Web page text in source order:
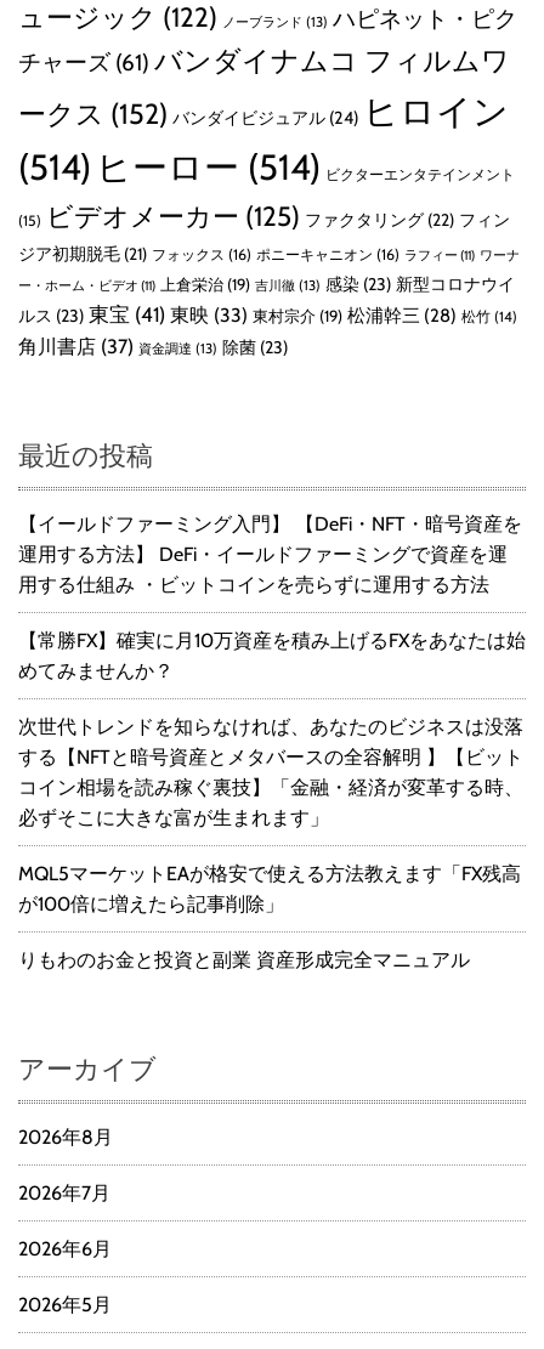
ュージック (122) ノーブランド (13) ハピネット・ピク
チャーズ (61) バンダイナムコ フィルムワ
ークス (152) バンダイビジュアル (24) ヒロイン
(514) ヒーロー (514) ビクターエンタテインメント
(15) ビデオメーカー (125) ファクタリング (22) フィン
ジア初期脱毛 (21) フォックス (16) ポニーキャニオン (16) ラフィー (11) ワーナ
ー・ホーム・ビデオ (11) 上倉栄治 (19) 吉川徹 (13) 感染 (23) 新型コロナウイ
ルス (23) 東宝 (41) 東映 (33) 東村宗介 (19) 松浦幹三 (28) 松竹 (14)
角川書店 (37) 資金調達 (13) 除菌 (23)
最近の投稿
【イールドファーミング入門】 【DeFi・NFT・暗号資産を
運用する方法】 DeFi・イールドファーミングで資産を運
用する仕組み ・ビットコインを売らずに運用する方法
【常勝FX】確実に月10万資産を積み上げるFXをあなたは始
めてみませんか？
次世代トレンドを知らなければ、あなたのビジネスは没落
する【NFTと暗号資産とメタバースの全容解明 】【ビット
コイン相場を読み稼ぐ裏技】「金融・経済が変革する時、
必ずそこに大きな富が生まれます」
MQL5マーケットEAが格安で使える方法教えます「FX残高
が100倍に増えたら記事削除」
りもわのお金と投資と副業 資産形成完全マニュアル
アーカイブ
2026年8月
2026年7月
2026年6月
2026年5月